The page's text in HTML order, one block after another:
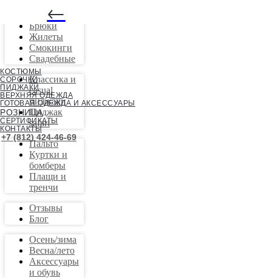
КОСТЮМЫ
←
СОРОЧКИ
ПИДЖАКИ
ВЕРХНЯЯ ОДЕЖДА
ГОТОВАЯ ОДЕЖДА И АКСЕССУАРЫ
РОЗНИЦА
СЕРТИФИКАТЫ
КОНТАКТЫ
+7 (812) 424-46-69
Костюмы
Брюки
Жилеты
Смокинги
Свадебные
Классика и
casual
пиджаки
Пиджак
safari
Пальто
Куртки и
бомберы
Плащи и
тренчи
Отзывы
Блог
Осень/зима
Весна/лето
Аксессуары
и обувь